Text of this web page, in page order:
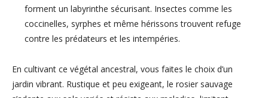
forment un labyrinthe sécurisant. Insectes comme les
coccinelles, syrphes et même hérissons trouvent refuge
contre les prédateurs et les intempéries.
En cultivant ce végétal ancestral, vous faites le choix d’un
jardin vibrant. Rustique et peu exigeant, le rosier sauvage